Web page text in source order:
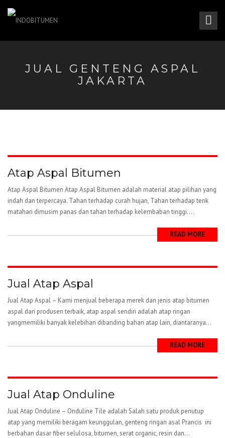
JUAL GENTENG ASPAL
JAKARTA
Atap Aspal Bitumen
Atap Aspal Bitumen Atap Aspal Bitumen adalah material atap pilihan yang
indah dan terpercaya. Tahan terhadap curah hujan, Tahan terhadap terik
matahari dimusim panas dan tahan terhadap kelembaban tinggi....
READ MORE
Jual Atap Aspal
Jual Atap Aspal – Kami menjual beberapa merek dan jenis atap bitumen
aspal dari produsen terbaik, atap aspal sendiri adalah atap ringan
yangmemiliki banyak kelebihan dibanding bahan atap lain, diantaranya...
READ MORE
Jual Atap Onduline
Jual Atap Onduline – Onduline Tile adalah Salah satu produk penutup
atap yang memiliki beragam keunggulan, genteng ringan asal Prancis ini
berbahan dasar fiber selulosa, bitumen, serat organic, resin dan...